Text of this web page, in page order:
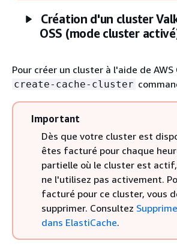
Création d'un cluster
OSS (mode cluster
Pour créer un cluster à l'aide de AWS
create-cache-cluster
Important
Dès que votre cluster est
êtes facturé pour chaque
partielle où le cluster est
ne l'utilisez pas activement.
facturé pour ce cluster, vous
supprimer. Consultez
dans ElastiCache.